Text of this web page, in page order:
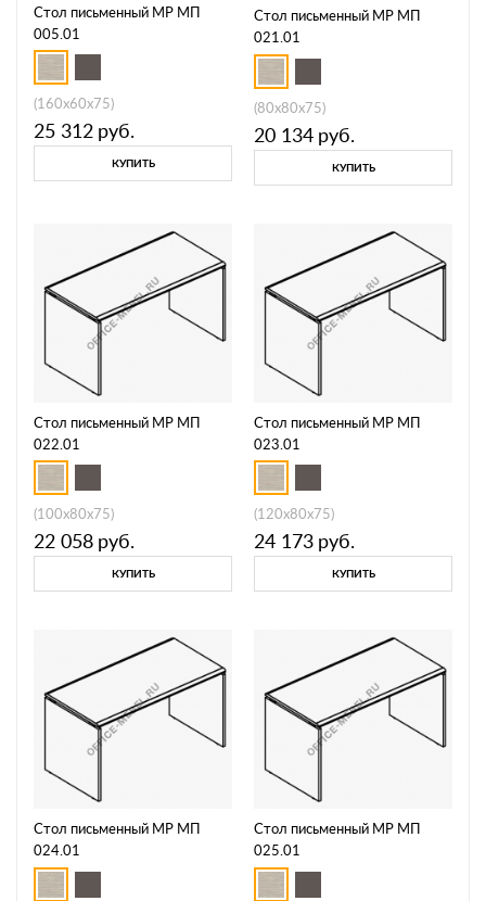
Стол письменный МР МП
005.01
(160x60x75)
25 312 руб.
КУПИТЬ
Стол письменный МР МП
021.01
(80x80x75)
20 134 руб.
КУПИТЬ
Стол письменный МР МП
022.01
(100x80x75)
22 058 руб.
КУПИТЬ
Стол письменный МР МП
023.01
(120x80x75)
24 173 руб.
КУПИТЬ
Стол письменный МР МП
024.01
Стол письменный МР МП
025.01